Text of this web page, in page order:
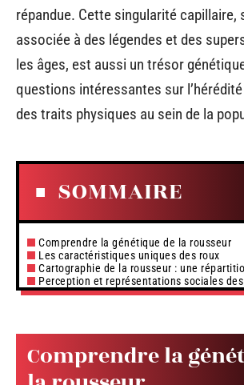
répandue. Cette singularité capillaire,
associée à des légendes et des
les âges, est aussi un trésor
questions intéressantes sur
des traits physiques au sein de la
SOMMAIRE
Comprendre la génétique de la rousseur
Les caractéristiques uniques des roux
Cartographie de la rousseur : une
Perception et représentations sociales
Comprendre la